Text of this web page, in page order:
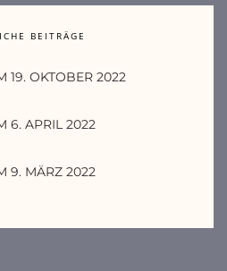
BEITRÄGE
19. OKTOBER 2022
6. APRIL 2022
9. MÄRZ 2022